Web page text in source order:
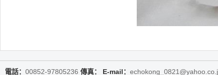
電話： 00852-97805236 傳真： E-mail：